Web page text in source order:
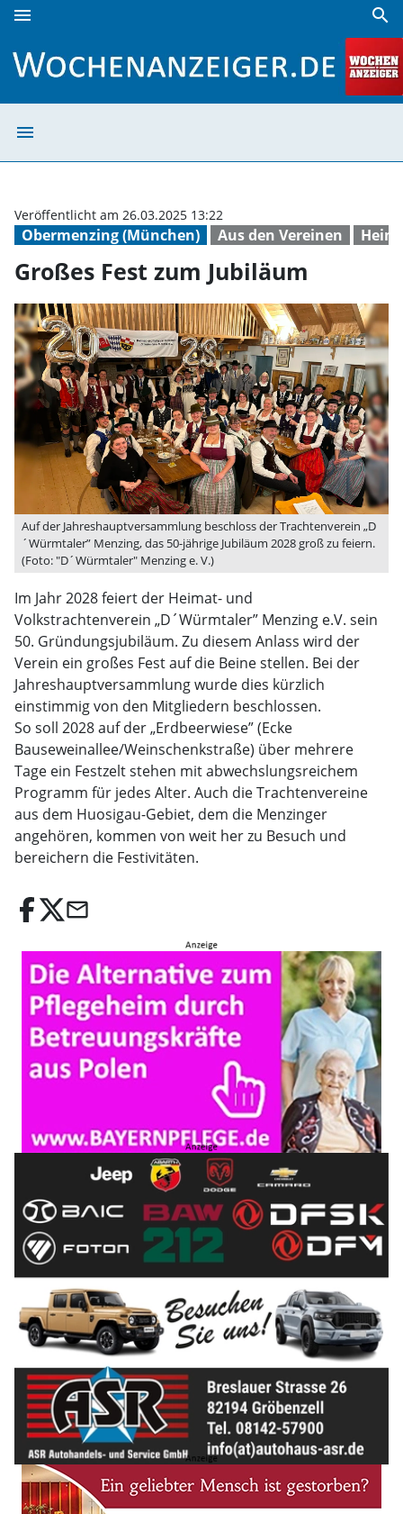
menu search
menu
Obermenzing (München) Aus den Vereinen
Veröffentlicht am 26.03.2025 13:22
Großes Fest zum Jubiläum
Auf der Jahreshauptversammlung beschloss der Trachtenverein „D
´Würmtaler” Menzing, das 50-jährige Jubiläum 2028 groß zu feiern.
(Foto: "D´Würmtaler" Menzing e. V.)
Im Jahr 2028 feiert der Heimat- und
Volkstrachtenverein „D´Würmtaler” Menzing e.V. sein
50. Gründungsjubiläum. Zu diesem Anlass wird der
Verein ein großes Fest auf die Beine stellen. Bei der
Jahreshauptversammlung wurde dies kürzlich
einstimmig von den Mitgliedern beschlossen.
So soll 2028 auf der „Erdbeerwiese” (Ecke
Bauseweinallee/Weinschenkstraße) über mehrere
Tage ein Festzelt stehen mit abwechslungsreichem
Programm für jedes Alter. Auch die Trachtenvereine
aus dem Huosigau-Gebiet, dem die Menzinger
angehören, kommen von weit her zu Besuch und
bereichern die Festivitäten.
email